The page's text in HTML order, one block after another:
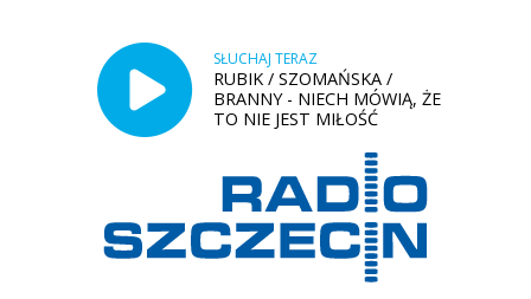
SŁUCHAJ TERAZ
RUBIK / SZOMAŃSKA /
BRANNY - NIECH MÓWIĄ, ŻE
TO NIE JEST MIŁOŚĆ